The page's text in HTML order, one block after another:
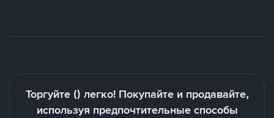
Торгуйте () легко! Покупайте и продавайте,
используя предпочтительные способы